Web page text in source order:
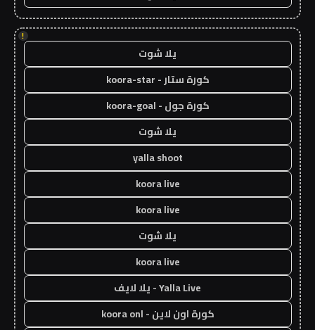
!
يلا شوت
كورة ستار - koora-star
كورة جول - koora-goal
يلا شوت
yalla shoot
koora live
koora live
يلا شوت
koora live
Yalla Live - يلا لايف
كورة اون لاين - koora onl